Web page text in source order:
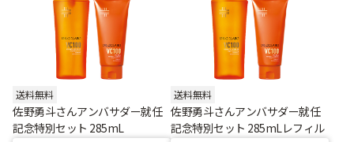
送料無料
佐野勇斗さんアンバサダー就任
記念特別セット 285mL
送料無料
佐野勇斗さんアンバサダー就任
記念特別セット 285mLレフィル